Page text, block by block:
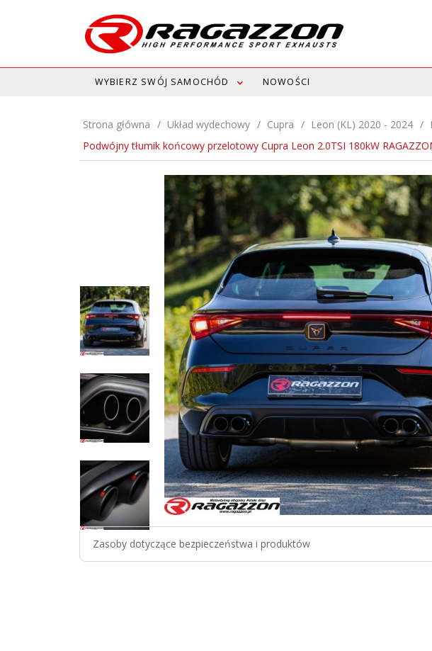
WYBIERZ SWÓJ SAMOCHÓD NOWOŚCI
Strona główna Układ wydechowy Cupra Leon (KL) 2020 - 2024
Podwójny tłumik końcowy przelotowy Cupra Leon 2.0TSI 180kW
Zasoby dotyczące bezpieczeństwa i produktów